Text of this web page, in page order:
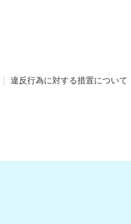
違反行為に対する措置について